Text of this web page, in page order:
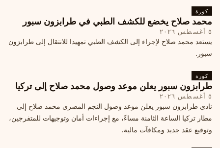
كورة
محمد صلاح يخضع للكشف الطبي في طرابزون سبور
٥ أغسطس ٢٠٢٦
يستعد محمد صلاح لإجراء إلى الكشف الطبي تمهيدا للانتقال إلى طرابزون
سبور.
كورة
طرابزون سبور يعلن موعد وصول محمد صلاح إلى تركيا
٥ أغسطس ٢٠٢٦
نادي طرابزون سبور يعلن موعد وصول النجم المصري محمد صلاح إلى
مطار تركيا الساعة الثامنة مساءً، مع إجراءات أمان وتوجيهات للمتفرجين،
وتوقيع عقد جديد ومكافآت مالية.